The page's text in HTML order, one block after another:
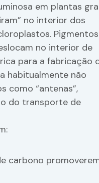
em plantas
no interior dos
no interior de
para a fabricação
habitualmente não
como “antenas”,
do transporte de
carbono